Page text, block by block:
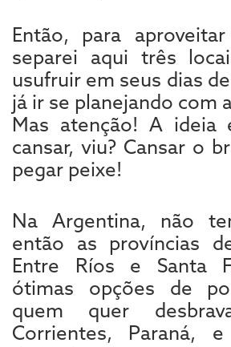
Então, para
separei aqui três
usufruir em seus dias
já ir se planejando com
Mas atenção! A ideia
cansar, viu? Cansar o
pegar peixe!
Na Argentina, não
então as províncias
Entre Ríos e Santa
ótimas opções de
quem quer
Corrientes, Paraná,